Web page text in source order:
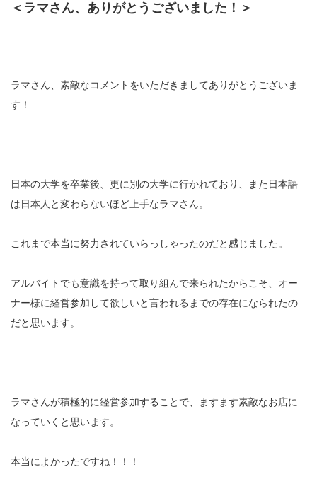
＜ラマさん、ありがとうございました！＞
ラマさん、素敵なコメントをいただきましてありがとうございま
す！
日本の大学を卒業後、更に別の大学に行かれており、また日本語
は日本人と変わらないほど上手なラマさん。
これまで本当に努力されていらっしゃったのだと感じました。
アルバイトでも意識を持って取り組んで来られたからこそ、オー
ナー様に経営参加して欲しいと言われるまでの存在になられたの
だと思います。
ラマさんが積極的に経営参加することで、ますます素敵なお店に
なっていくと思います。
本当によかったですね！！！